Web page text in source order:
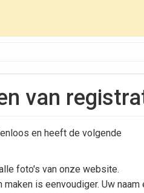
van
en heeft de volgende
foto's van onze website.
maken is eenvoudiger. Uw naam